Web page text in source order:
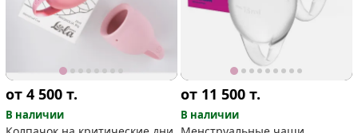
от 4 500т.
В наличии
от 11 500т.
В наличии